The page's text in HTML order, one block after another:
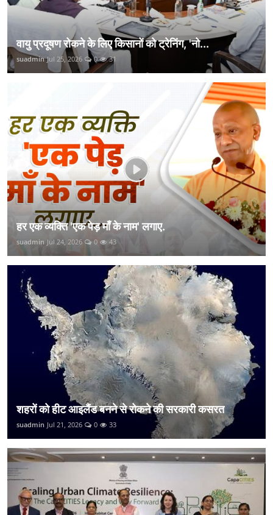
वायु प्रदूषण रोकने के लिए किसानों को ट्रेनिंग, 'नो...
suadmin Jul 25, 2026 0 31
हर एक व्यक्ति 'एक पेड़ माँ के नाम' लगाए.
suadmin Jul 24, 2026 0 43
शहरों को हीट आइलैंड बनने से रोकने की सरकारी कसरत
suadmin Jul 21, 2026 0 33